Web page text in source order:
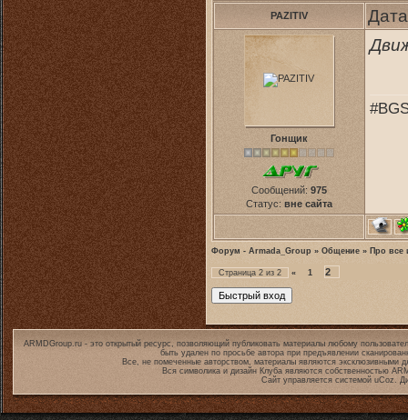
PAZITIV
Гонщик
Сообщений: 975
Статус: вне сайта
Форум - Armada_Group » Общение » Про все
Страница 2 из 2 « 1 2
ARMDGroup.ru - это открытый ресурс, позволяющий публиковать материалы любому
быть удален по просьбе автора при предъявлении
Все, не помеченные авторством, материалы являются эксклюзивными
Вся символика и дизайн Клуба являются собственностью
Сайт управляется системой uCoz.